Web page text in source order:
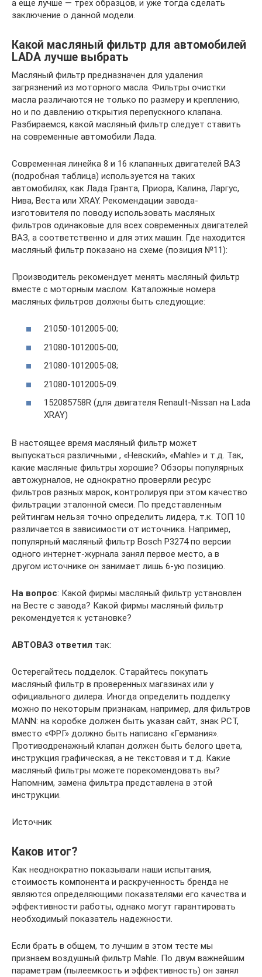
а еще лучше — трех образцов, и уже тогда сделать
заключение о данной модели.
Какой масляный фильтр для автомобилей
LADA лучше выбрать
Масляный фильтр предназначен для удаления
загрязнений из моторного масла. Фильтры очистки
масла различаются не только по размеру и креплению,
но и по давлению открытия перепускного клапана.
Разбираемся, какой масляный фильтр следует ставить
на современные автомобили Лада.
Современная линейка 8 и 16 клапанных двигателей ВАЗ
(подробная таблица) используется на таких
автомобилях, как Лада Гранта, Приора, Калина, Ларгус,
Нива, Веста или XRAY. Рекомендации завода-
изготовителя по поводу использовать масляных
фильтров одинаковые для всех современных двигателей
ВАЗ, а соответственно и для этих машин. Где находится
масляный фильтр показано на схеме (позиция №11):
Производитель рекомендует менять масляный фильтр
вместе с моторным маслом. Каталожные номера
масляных фильтров должны быть следующие:
21050-1012005-00;
21080-1012005-00;
21080-1012005-08;
21080-1012005-09.
152085758R (для двигателя Renault-Nissan на Lada
XRAY)
В настоящее время масляный фильтр может
выпускаться различными , «Невский», «Mahle» и т.д. Так,
какие масляные фильтры хорошие? Обзоры популярных
автожурналов, не однократно проверяли ресурс
фильтров разных марок, контролируя при этом качество
фильтрации эталонной смеси. По представленным
рейтингам нельзя точно определить лидера, т.к. ТОП 10
различается в зависимости от источника. Например,
популярный масляный фильтр Bosch P3274 по версии
одного интернет-журнала занял первое место, а в
другом источнике он занимает лишь 6-ую позицию.
На вопрос: Какой фирмы масляный фильтр установлен
на Весте с завода? Какой фирмы масляный фильтр
рекомендуется к установке?
АВТОВАЗ ответил так:
Остерегайтесь подделок. Старайтесь покупать
масляный фильтр в проверенных магазинах или у
официального дилера. Иногда определить подделку
можно по некоторым признакам, например, для фильтров
MANN: на коробке должен быть указан сайт, знак РСТ,
вместо «ФРГ» должно быть написано «Германия».
Противодренажный клапан должен быть белого цвета,
инструкция графическая, а не текстовая и т.д. Какие
масляный фильтры можете порекомендовать вы?
Напомним, замена фильтра представлена в этой
инструкции.
Источник
Каков итог?
Как неоднократно показывали наши испытания,
стоимость компонента и раскрученность бренда не
являются определяющими показателями его качества и
эффективности работы, однако могут гарантировать
необходимый показатель надежности.
Если брать в общем, то лучшим в этом тесте мы
признаем воздушный фильтр Mahle. По двум важнейшим
параметрам (пылеемкость и эффективность) он занял